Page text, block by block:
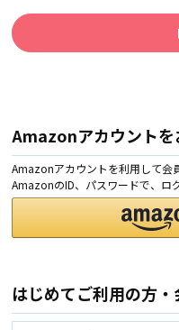
Amazonアカウントを
Amazonアカウントを利用して会
AmazonのID、パスワードで、ロ
はじめてご利用の方